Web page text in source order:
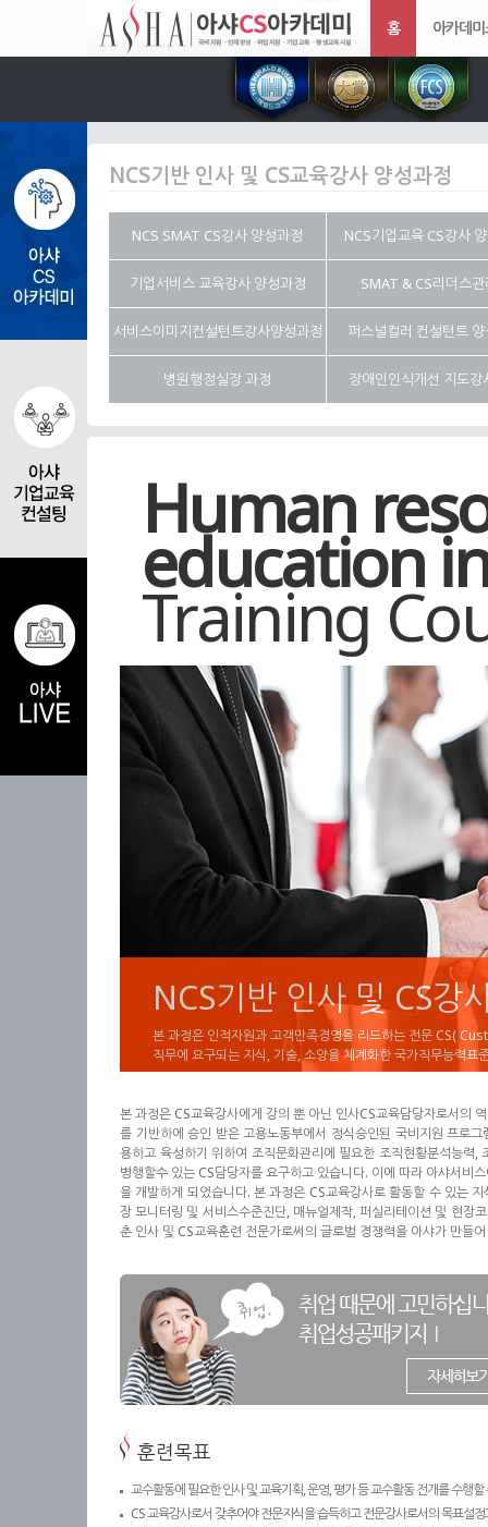
홈 아카데
NCS기반 인사 및 CS교육강사 양성과정
NCS SMAT CS강사 양성과정 NCS기업교육 CS강사
기업서비스 교육강사 양성과정 SMAT & CS리더스관
서비스이미지컨설턴트강사양성과정 퍼스널컬러 컨설턴트
병원행정실장 과정 장애인인식개선 지도강
Human
education
Training
NCS기반 인사 및 CS강
본 과정은 인적자원과 고객만족경영을 리드하는 전문 CS(
직무에 요구되는 지식, 기술, 소양을 체계화한 국가직무능
본 과정은 CS교육강사에게 강의 뿐 아닌 인사CS교육담당자로서의
를 기반하에 승인 받은 고용노동부에서 정식승인된 국비지원 프로
용하고 육성하기 위하여 조직문화관리에 필요한 조직현황분석능력
병행할수 있는 CS담당자를 요구하고 있습니다. 이에 따라 아샤서비
을 개발하게 되었습니다. 본 과정은 CS교육강사로 활동할 수 있는
장 모니터링 및 서비스수준진단, 매뉴얼제작, 퍼실리테이션 및 현장
춘 인사 및 CS교육훈련 전문가로써의 글로벌 경쟁력을 아샤가 만들
훈련목표
교수활동에 필요한 인사 및 교육기획, 운영, 평가 등 교수활동 전개를 수행
CS 교육강사로서 갖추어야 전문지식을 습득하고 전문강사로서의 목표설